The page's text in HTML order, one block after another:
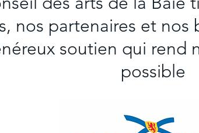
Vivre à la Baie au Trécarré pour
nos partenaires et
soutien qui rend
possible